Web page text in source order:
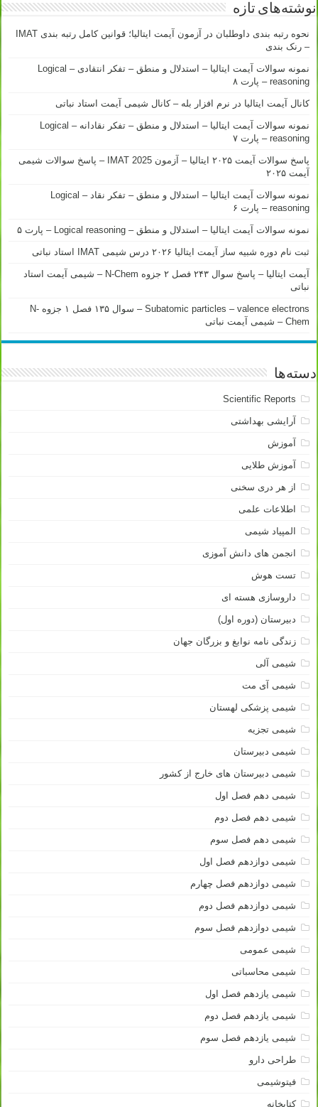
نوشته‌های تازه
نحوه رتبه بندی داوطلبان در آزمون آیمت ایتالیا؛ قوانین کامل رتبه بندی IMAT
– رنک بندی
نمونه سوالات آیمت ایتالیا – استدلال و منطق – تفکر انتقادی – Logical
reasoning – پارت ۸
کانال آیمت ایتالیا در نرم افزار بله – کانال شیمی آیمت استاد نباتی
نمونه سوالات آیمت ایتالیا – استدلال و منطق – تفکر نقادانه – Logical
reasoning – پارت ۷
پاسخ سوالات آیمت ۲۰۲۵ ایتالیا – آزمون IMAT 2025 – پاسخ سوالات شیمی
آیمت ۲۰۲۵
نمونه سوالات آیمت ایتالیا – استدلال و منطق – تفکر نقاد – Logical
reasoning – پارت ۶
نمونه سوالات آیمت ایتالیا – استدلال و منطق – Logical reasoning – پارت ۵
ثبت نام دوره شبیه ساز آیمت ایتالیا ۲۰۲۶ درس شیمی IMAT استاد نباتی
آیمت ایتالیا – پاسخ سوال ۲۴۳ فصل ۲ جزوه N-Chem – شیمی آیمت استاد
نباتی
Subatomic particles – valence electrons – سوال ۱۳۵ فصل ۱ جزوه N-
Chem – شیمی آیمت نباتی
دسته‌ها
Scientific Reports
آرایشی بهداشتی
آموزش
آموزش طلایی
از هر دری سخنی
اطلاعات علمی
المپیاد شیمی
انجمن های دانش آموزی
تست هوش
داروسازی هسته ای
دبیرستان (دوره اول)
زندگی نامه نوابغ و بزرگان جهان
شیمی آلی
شیمی آی مت
شیمی پزشکی لهستان
شیمی تجزیه
شیمی دبیرستان
شیمی دبیرستان های خارج از کشور
شیمی دهم فصل اول
شیمی دهم فصل دوم
شیمی دهم فصل سوم
شیمی دوازدهم فصل اول
شیمی دوازدهم فصل چهارم
شیمی دوازدهم فصل دوم
شیمی دوازدهم فصل سوم
شیمی عمومی
شیمی محاسباتی
شیمی یازدهم فصل اول
شیمی یازدهم فصل دوم
شیمی یازدهم فصل سوم
طراحی دارو
فیتوشیمی
کتابخانه